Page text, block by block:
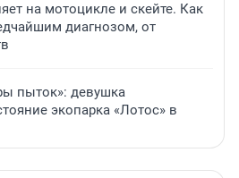
на мотоцикле и скейте. Как
диагнозом, от
пыток»: девушка
экопарка «Лотос» в